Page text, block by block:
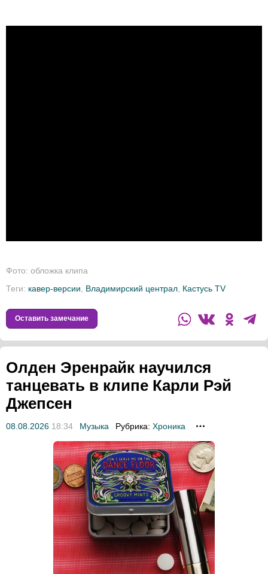
Фото: обложка клипа
Теги: кавер-версии Владимирский централ Кастусь TV
Оставить замечание
Олден Эренрайк научился
танцевать в клипе Карли Рэй
Джепсен
08.08.2026 18:34 Музыка Рубрика: Хроника